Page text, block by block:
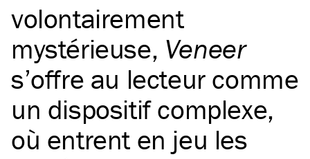
volontairement
mystérieuse, Veneer
s’offre au lecteur comme
un dispositif complexe,
où entrent en jeu les